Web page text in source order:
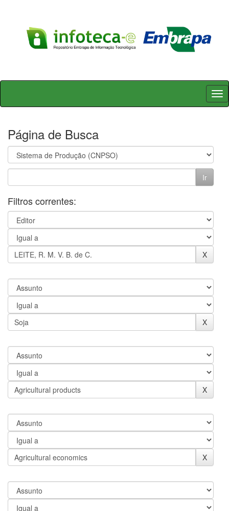
Skip
Página de Busca
Filtros correntes: